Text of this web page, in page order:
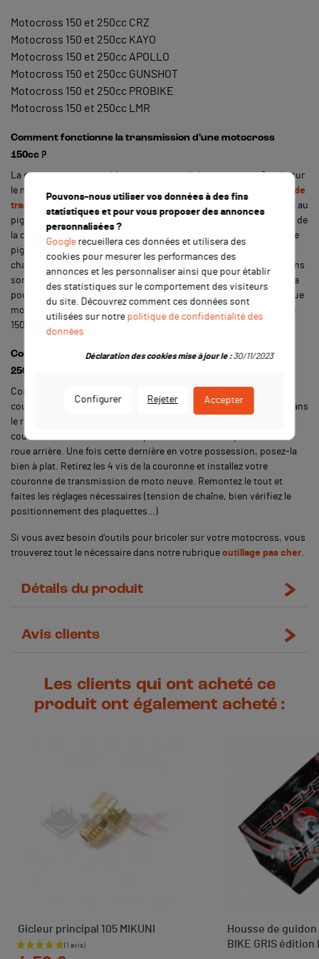
Motocross 150 et 250cc CRZ
Motocross 150 et 250cc KAYO
Motocross 150 et 250cc APOLLO
Motocross 150 et 250cc GUNSHOT
Motocross 150 et 250cc PROBIKE
Motocross 150 et 250cc LMR
Comment fonctionne la transmission d’une motocross
150cc ?
La couronne participe à la transmission de la motocross. Située sur
le moyeu de la roue arrière, la couronne arrière accueille la
chaîne de
transmission de la dirt
. Cette même chaîne est également accolée au
pignon de sortie de boîte, placé sur le moteur. Le fonctionnement de
la couronne est très simple. Lorsque le moteur se met en action, le
pignon tourne en fonction du rythme du moteur. En tournant, la
chaîne de transmission se met également à tourner et entraîne dans
son sillage la couronne, qui elle-même tournoie. Tout se système a
pour but de faire passer l’information du
vers la roue
motrice afin d’enclencher l’accélération de la
150cc selon votre modèle.
Comment remplacer la couronne d’une moto-cross 150-
250cc ?
Commencez par retirer la chaîne de transmission afin de libérer la
couronne arrière. Une fois cette opération effectuée, desserrez (sans
le retirer) les vis de la couronne. Désolidarisez l’étrier de frein de la
couronne, retirez l’axe de roue pour faire sortir complètement la
roue arrière. Une fois cette dernière en votre possession, posez-la
bien à plat. Retirez les 4 vis de la couronne et installez votre
couronne de transmission de moto neuve. Remontez le tout et
faites les réglages nécessaires (tension de chaîne, bien vérifiez le
positionnement des plaquettes…)
Si vous avez besoin d’outils pour bricoler sur votre motocross, vous
trouverez tout le nécessaire dans notre rubrique outillage pas cher
Détails du produit
Avis clients
Les clients qui ont acheté ce
produit ont également acheté :
Gicleur principal 105 MIKUNI
Prix
Housse de guidon
BIKE GRIS
Pouvons-nous utiliser vos données à des fins
statistiques et pour vous proposer des annonces
personnalisées ?
Googlerecueillera ces données et utilisera des
cookies pour mesurer les performances des
annonces et les personnaliser ainsi que pour établir
des statistiques sur le comportement des visiteurs
du site. Découvrez comment ces données sont
utilisées sur notre politique de confidentialité des
données
Configurer Rejeter Accepter
Déclaration des cookies mise à jour le :30/11/2023